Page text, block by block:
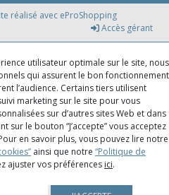
réalisé avec eProShopping
Accès gérant
utilisateur optimale sur le site, nous
qui assurent le bon fonctionnement
l’audience. Certains tiers utilisent
marketing sur le site pour vous
sur d’autres sites Web et dans
sur le bouton “J’accepte” vous acceptez
en savoir plus, vous pouvez lire notre
ainsi que notre “Politique de
ajuster vos préférences ici.